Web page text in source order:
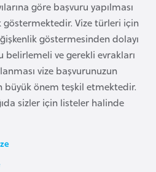
göre başvuru yapılması
göstermektedir. Vize türleri için
göstermesinden dolayı
belirlemeli ve gerekli evrakları
vize başvurunuzun
büyük önem teşkil etmektedir.
sizler için listeler halinde